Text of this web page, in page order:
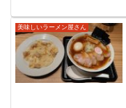
美味しいラーメン屋さん